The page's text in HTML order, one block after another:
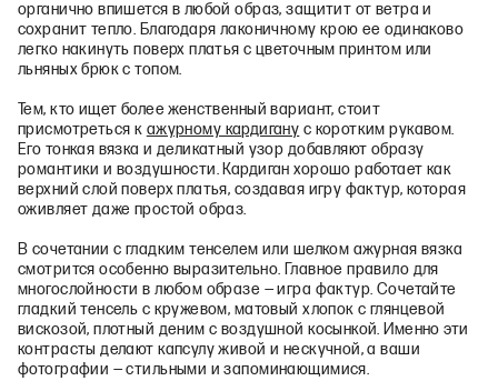
органично впишется в любой образ, защитит от ветра и
сохранит тепло. Благодаря лаконичному крою ее одинаково
легко накинуть поверх платья с цветочным принтом или
льняных брюк с топом.
Тем, кто ищет более женственный вариант, стоит
присмотреться к ажурному кардигану с коротким рукавом.
Его тонкая вязка и деликатный узор добавляют образу
романтики и воздушности. Кардиган хорошо работает как
верхний слой поверх платья, создавая игру фактур, которая
оживляет даже простой образ.
В сочетании с гладким тенселем или шелком ажурная вязка
смотрится особенно выразительно. Главное правило для
многослойности в любом образе — игра фактур. Сочетайте
гладкий тенсель с кружевом, матовый хлопок с глянцевой
вискозой, плотный деним с воздушной косынкой. Именно эти
контрасты делают капсулу живой и нескучной, а ваши
фотографии — стильными и запоминающимися.